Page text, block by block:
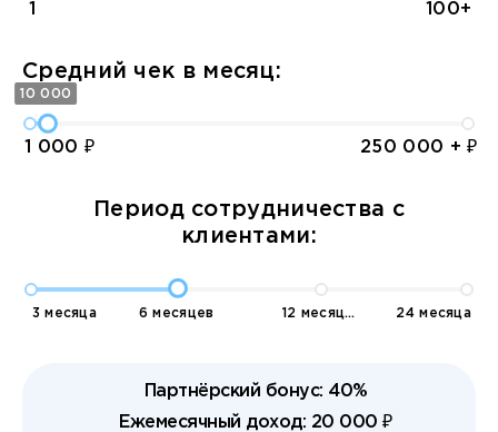
1 100+
Средний чек в месяц:
1 000 ₽ 250 000 + ₽
10 000
Период сотрудничества с
клиентами:
3 месяца 6 месяцев 12 месяцев 24 месяца
Партнёрский бонус: 40%
Ежемесячный доход: 20 000 ₽